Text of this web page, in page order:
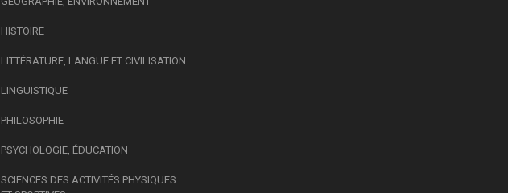
HISTOIRE
LITTÉRATURE, LANGUE ET CIVILISATION
LINGUISTIQUE
PHILOSOPHIE
PSYCHOLOGIE, ÉDUCATION
SCIENCES DES ACTIVITÉS PHYSIQUES